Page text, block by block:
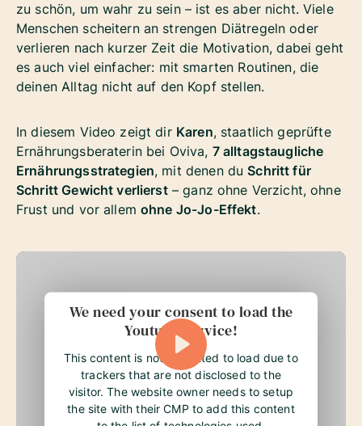
zu schön, um wahr zu sein – ist es aber nicht. Viele
Menschen scheitern an strengen Diätregeln oder
verlieren nach kurzer Zeit die Motivation, dabei geht
es auch viel einfacher: mit smarten Routinen, die
deinen Alltag nicht auf den Kopf stellen.
In diesem Video zeigt dir Karen, staatlich geprüfte
Ernährungsberaterin bei Oviva, 7 alltagstaugliche
Ernährungsstrategien, mit denen duSchritt für
Schritt Gewicht verlierst– ganz ohne Verzicht, ohne
Frust und vor allem ohne Jo-Jo-Effekt.
We need your consent to load the
Youtube service!
This content is not permitted to load due to
trackers that are not disclosed to the
visitor. The website owner needs to setup
the site with their CMP to add this content